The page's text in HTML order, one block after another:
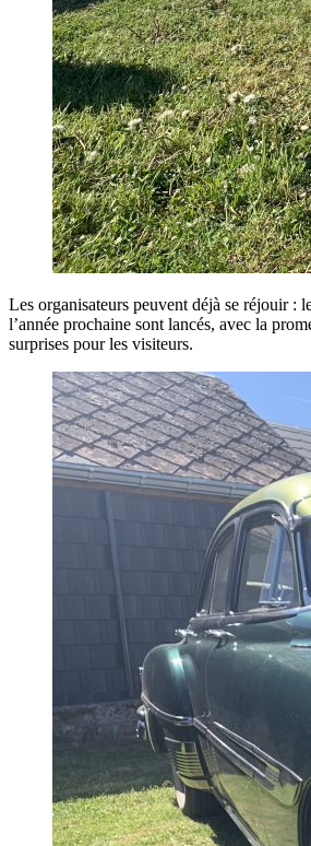
Les organisateurs peuvent déjà se réjouir :
l’année prochaine sont lancés, avec la
surprises pour les visiteurs.